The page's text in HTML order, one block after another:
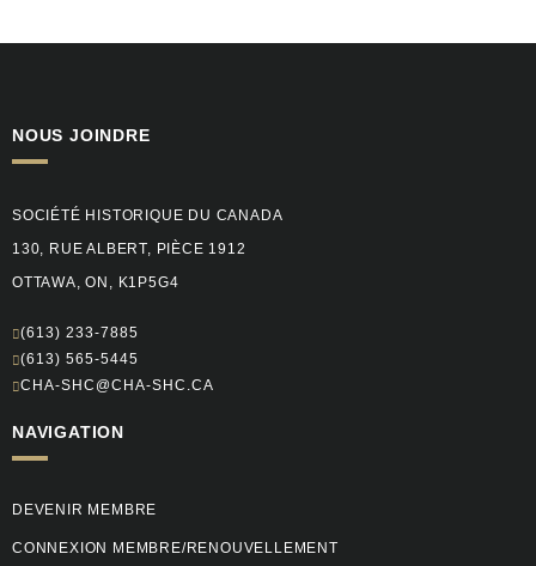
NOUS JOINDRE
SOCIÉTÉ HISTORIQUE DU CANADA
130, RUE ALBERT, PIÈCE 1912
OTTAWA, ON, K1P5G4
(613) 233-7885
(613) 565-5445
CHA-SHC@CHA-SHC.CA
NAVIGATION
DEVENIR MEMBRE
CONNEXION MEMBRE/RENOUVELLEMENT